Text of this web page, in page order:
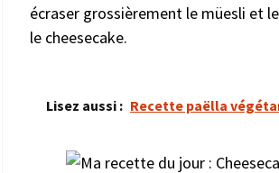
écraser grossièrement le müesli et
le cheesecake.
Lisez aussi : Recette paëlla